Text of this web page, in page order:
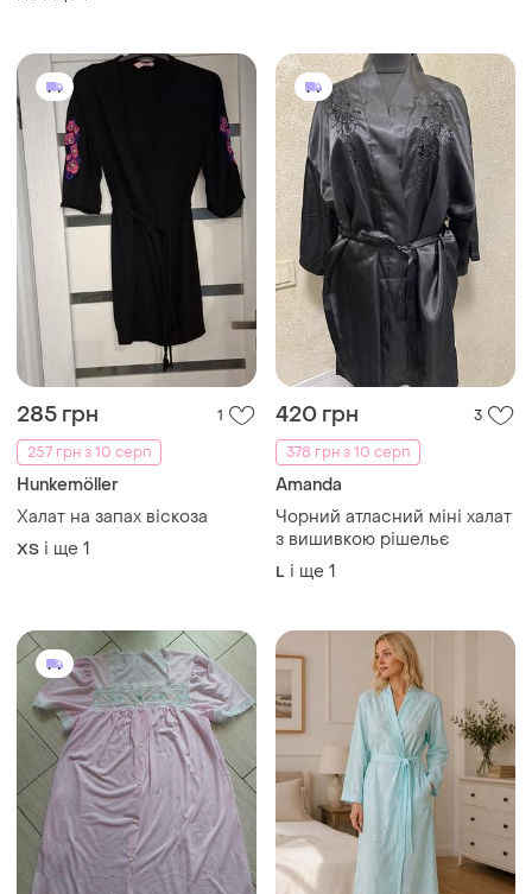
xxl / uk 16-18)
285 грн
1
257 грн з 10 серп
Hunkemöller
Халат на запах віскоза
ХS і ще 1
420 грн
3
378 грн з 10 серп
Amanda
Чорний атласний міні халат
з вишивкою рішельє
L і ще 1